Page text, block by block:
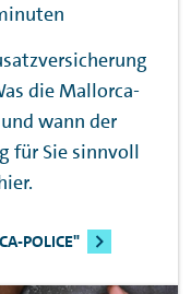
die Mallorca-
wann der
für Sie sinnvoll
POLICE"